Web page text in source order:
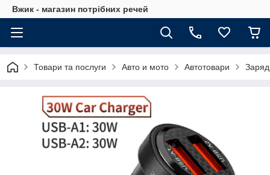
Вжик - магазин потрiбних речей
Товари та послуги Авто и мото Автотовари